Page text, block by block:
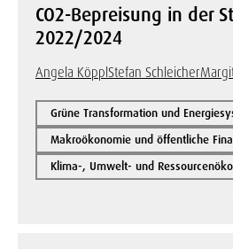
CO2-Bepreisung in der
2022/2024
Angela KöpplStefan Schleicher
Grüne Transformation und
Makroökonomie und öffentliche
Klima-, Umwelt- und